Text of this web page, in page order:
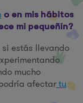
o en mis hábitos
mi pequeñín?
estás llevando
mucho
afectartu